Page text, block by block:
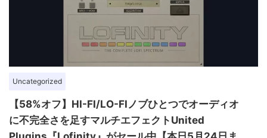
Uncategorized
【58%オフ】HI-FI/LO-FIノブひとつでオーディオ
に不完全さを足すマルチエフェクトUnited